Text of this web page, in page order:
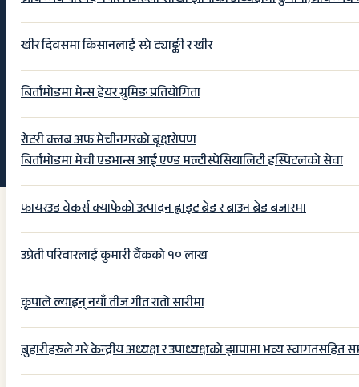
खीर दिवसमा किसानलाई स्प्रे ट्याङ्की र खीर
बिर्तामोडमा मेन्स हेयर ग्रुमिङ प्रतियोगिता
रोटरी क्लब अफ मेचीनगरको बृक्षरोपण
बिर्तामोडमा मेची एडभान्स आई एण्ड मल्टीस्पेसियालिटी हस्पिटलको सेवा
फायरउड वेकर्स क्याफेको उत्पादन ह्वाइट ब्रेड र ब्राउन ब्रेड बजारमा
उप्रेती परिवारलाई कुमारी वैंकको १० लाख
कृपाले ल्याइन् नयाँ तीज गीत रातो सारीमा
बुहारीहरुले गरे केन्द्रीय अध्यक्ष र उपाध्यक्षको झापामा भव्य स्वागतसहित